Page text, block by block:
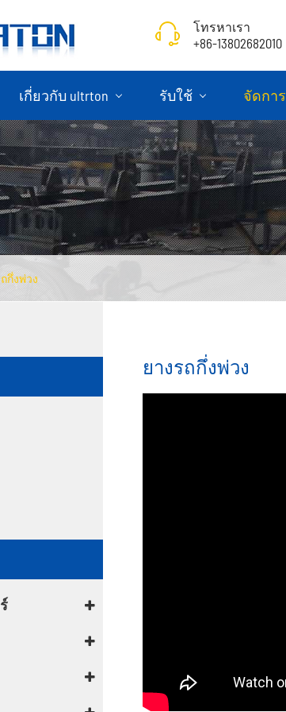
โทรหาเรา
+86-13802682010
รถพ่วงแบน
เกี่ยวกับ ultrton รับใช้ จัดการ
กึ่งพ่วง
ยางรถกึ่งพ่วง